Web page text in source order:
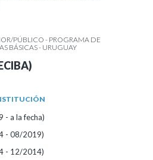
PÚBLICO - PROGRAMA DE
BÁSICAS - URUGUAY
a la fecha)
- 08/2019)
- 12/2014)